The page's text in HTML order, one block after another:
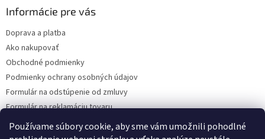
Používame súbory cookie, aby sme vám umožnili pohodlné
Informácie pre vás
Doprava a platba
Ako nakupovať
Obchodné podmienky
Podmienky ochrany osobných údajov
Formulár na odstúpenie od zmluvy
Formulár na reklamáciu tovaru
Kontakty